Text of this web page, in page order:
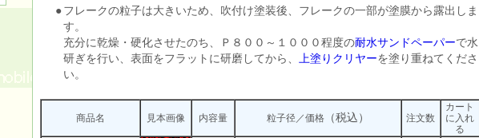
● フレークの粒子は大きいため、吹付け塗装後、フレークの一部が塗膜から露出しま
す。
充分に乾燥・硬化させたのち、Ｐ８００～１０００程度の耐水サンドペーパーで水
研ぎを行い、表面をフラットに研磨してから、 上塗りクリヤーを塗り重ねてくださ
い。
商品名 見本画像 内容量 粒子径／価格（税込） 注文数
カート
に入れ
る